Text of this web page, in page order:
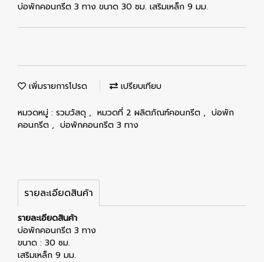
บ่อพักคอนกรีต 3 ทาง ขนาด 30 ซม. เสริมเหล็ก 9 มม.
เพิ่มรายการโปรด เปรียบเทียบ
หมวดหมู่ : รวมวัสดุ , หมวดที่ 2 ผลิตภัณฑ์คอนกรีต , บ่อพัก
คอนกรีต , บ่อพักคอนกรีต 3 ทาง
รายละเอียดสินค้า
รายละเอียดสินค้า
บ่อพักคอนกรีต 3 ทาง
ขนาด : 30 ซม.
เสริมเหล็ก 9 มม.